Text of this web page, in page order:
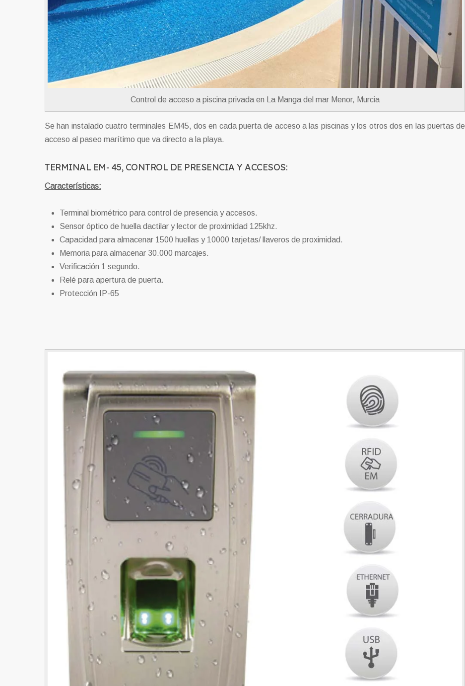
Control de acceso a piscina privada en La Manga del mar Menor, Murcia
Se han instalado cuatro terminales EM45, dos en cada puerta de acceso a las piscinas y los otros dos en las puertas de
acceso al paseo marítimo que va directo a la playa.
TERMINAL EM- 45, CONTROL DE PRESENCIA Y ACCESOS:
Características:
Terminal biométrico para control de presencia y accesos.
Sensor óptico de huella dactilar y lector de proximidad 125khz.
Capacidad para almacenar 1500 huellas y 10000 tarjetas/ llaveros de proximidad.
Memoria para almacenar 30.000 marcajes.
Verificación 1 segundo.
Relé para apertura de puerta.
Protección IP-65